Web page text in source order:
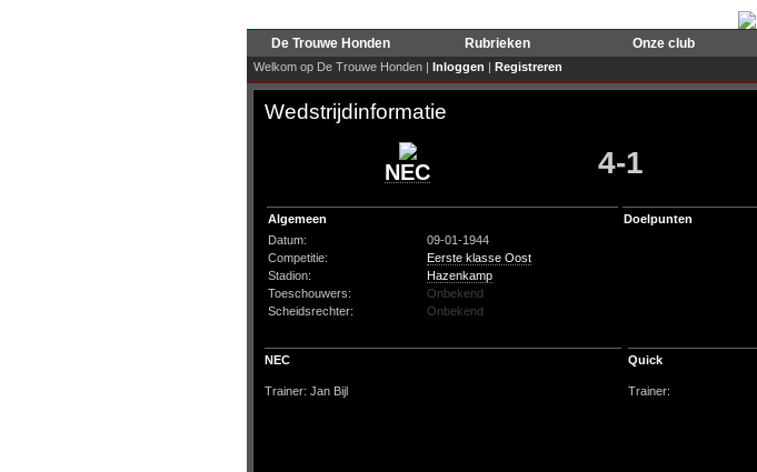
De Trouwe Honden Rubrieken Onze club
Welkom op De Trouwe Honden | Inloggen | Registreren
Wedstrijdinformatie
NEC 4-1
Algemeen
Datum:
09-01-1944
Competitie:
Eerste klasse Oost
Stadion:
Hazenkamp
Toeschouwers:
Onbekend
Scheidsrechter:
Onbekend
Doelpunten
NEC Quick
Trainer: Jan Bijl Trainer: